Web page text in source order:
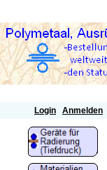
Login Anmelden